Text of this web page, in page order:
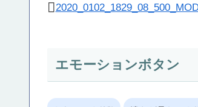
エモーションボタン